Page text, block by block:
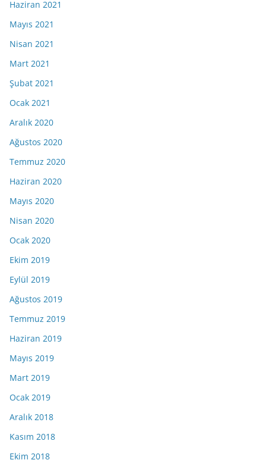
Haziran 2021
Mayıs 2021
Nisan 2021
Mart 2021
Şubat 2021
Ocak 2021
Aralık 2020
Ağustos 2020
Temmuz 2020
Haziran 2020
Mayıs 2020
Nisan 2020
Ocak 2020
Ekim 2019
Eylül 2019
Ağustos 2019
Temmuz 2019
Haziran 2019
Mayıs 2019
Mart 2019
Ocak 2019
Aralık 2018
Kasım 2018
Ekim 2018